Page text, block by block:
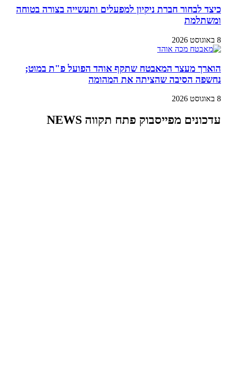
כיצד לבחור חברת ניקיון למפעלים ותעשייה בצורה בטוחה
ומשתלמת
8 באוגוסט 2026
הוארך מעצר המאבטח שתקף אוהד הפועל פ"ת במוט;
נחשפה הסיבה שהציתה את המהומה
8 באוגוסט 2026
עדכונים מפייסבוק פתח תקווה NEWS